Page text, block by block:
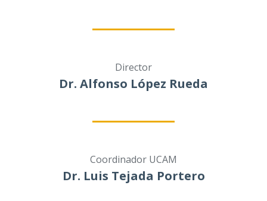
Director
Dr. Alfonso López Rueda
Coordinador UCAM
Dr. Luis Tejada Portero